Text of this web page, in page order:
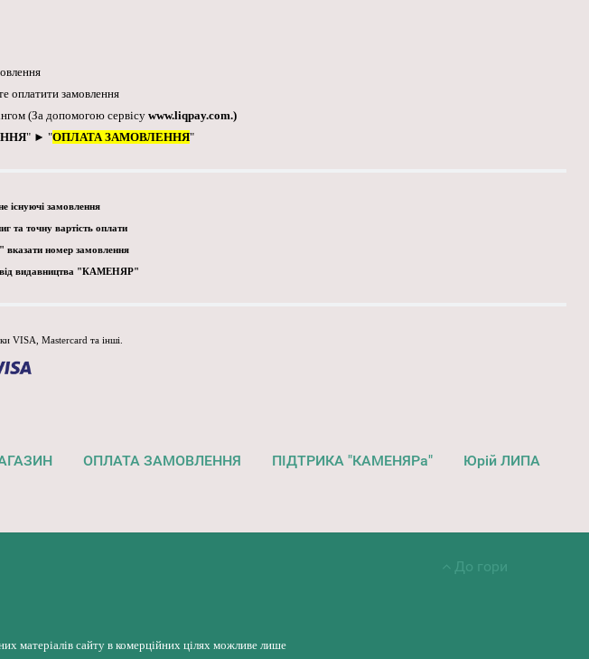
оплатити замовлення
(За допомогою сервісу www.liqpay.com.)
" ► "ОПЛАТА ЗАМОВЛЕННЯ"
існуючі замовлення
та точну вартість оплати
вказати номер замовлення
від видавництва "КАМЕНЯР"
VISA, Mastercard та інші.
ОПЛАТА ЗАМОВЛЕННЯ ПІДТРИКА "КАМЕНЯРа" Юрій ЛИПА
До гори
матеріалів сайту в комерційних цілях можливе лише